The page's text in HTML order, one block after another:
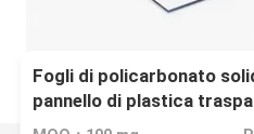
Fogli di policarbonato
pannello di plastica
vetro organico serra